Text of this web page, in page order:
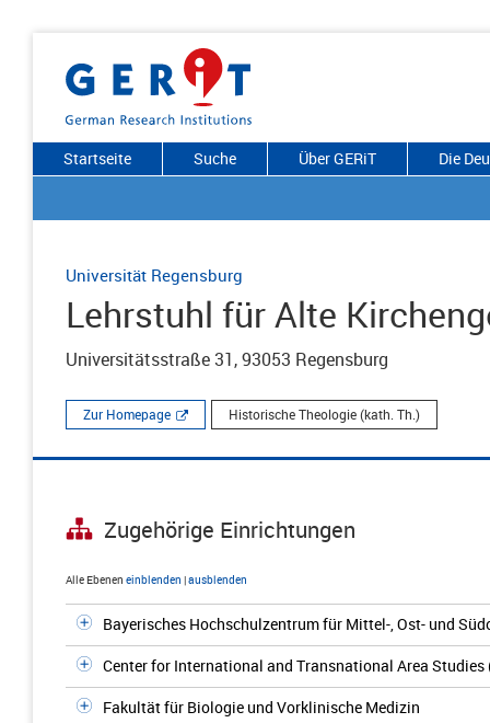
Startseite Suche Über GERiT Die
Universität Regensburg
Lehrstuhl für Alte
Universitätsstraße 31, 93053 Regensburg
Zur Homepage Historische Theologie (kath. Th.)
Zugehörige Einrichtungen
Alle Ebenen einblenden |ausblenden
Bayerisches Hochschulzentrum für Mittel-, Ost- und
Center for International and Transnational Area Studies
Fakultät für Biologie und Vorklinische Medizin